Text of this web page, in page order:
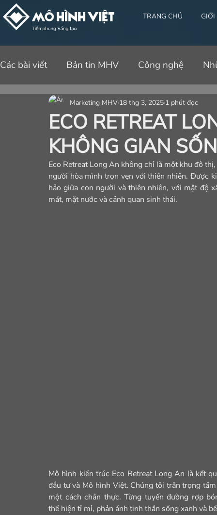
TRANG CHỦ
Các bài viết Bản tin MHV Công nghệ
ECO RETREAT
KHÔNG GIAN
Marketing MHV 18 thg 3, 2025 1 phút đọc
Eco Retreat Long An không chỉ là một khu đô
người hòa mình trọn vẹn với thiên nhiên. Được
hảo giữa con người và thiên nhiên, với mật độ
mát, mặt nước và cảnh quan sinh thái.
Mô hình kiến trúc Eco Retreat Long An là kết
đầu tư và Mô hình Việt. Chúng tôi trân trọng
một cách chân thực. Từng tuyến đường rợp
thể hiện tỉ mỉ, phản ánh tinh thần sống xanh và